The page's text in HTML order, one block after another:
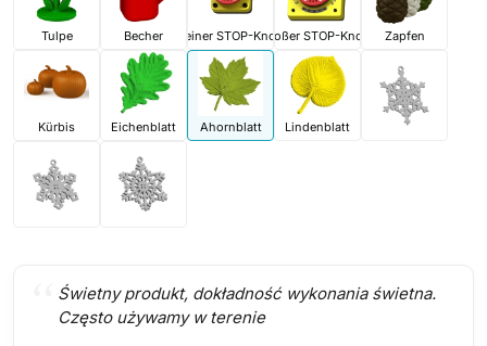
Tulpe Becher Kleiner STOP-KnopfGroßer STOP-Knopf Zapfen
Kürbis Eichenblatt Ahornblatt Lindenblatt
Świetny produkt, dokładność wykonania świetna.
Często używamy w terenie